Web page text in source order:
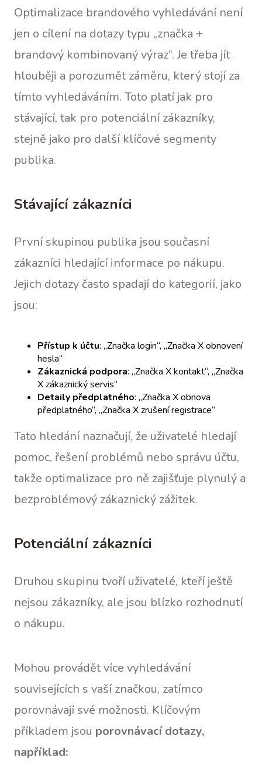
Optimalizace brandového vyhledávání není
jen o cílení na dotazy typu „značka +
brandový kombinovaný výraz“. Je třeba jít
hlouběji a porozumět záměru, který stojí za
tímto vyhledáváním. Toto platí jak pro
stávající, tak pro potenciální zákazníky,
stejně jako pro další klíčové segmenty
publika.
Stávající zákazníci
První skupinou publika jsou současní
zákazníci hledající informace po nákupu.
Jejich dotazy často spadají do kategorií, jako
jsou:
Přístup k účtu: „Značka login“, „Značka X obnovení
hesla“
Zákaznická podpora: „Značka X kontakt“, „Značka
X zákaznický servis“
Detaily předplatného: „Značka X obnova
předplatného“, „Značka X zrušení registrace“
Tato hledání naznačují, že uživatelé hledají
pomoc, řešení problémů nebo správu účtu,
takže optimalizace pro ně zajišťuje plynulý a
bezproblémový zákaznický zážitek.
Potenciální zákazníci
Druhou skupinu tvoří uživatelé, kteří ještě
nejsou zákazníky, ale jsou blízko rozhodnutí
o nákupu.
Mohou provádět více vyhledávání
souvisejících s vaší značkou, zatímco
porovnávají své možnosti. Klíčovým
příkladem jsou porovnávací dotazy,
například: